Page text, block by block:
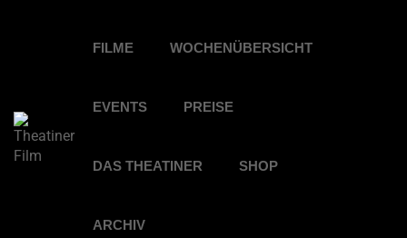
FILME WOCHENÜBERSICHT
EVENTS PREISE
DAS THEATINER SHOP
ARCHIV